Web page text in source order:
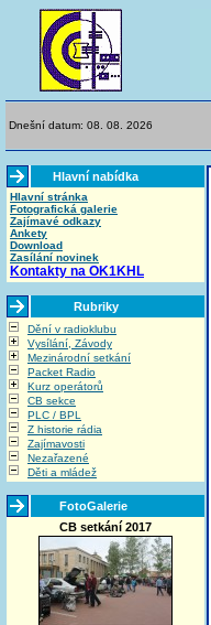
Dnešní datum: 08. 08. 2026
Hlavní nabídka
Hlavní stránka
Fotografická galerie
Zajímavé odkazy
Ankety
Download
Zasílání novinek
Kontakty na OK1KHL
Rubriky
Dění v radioklubu
Vysílání, Závody
Mezinárodní setkání
Packet Radio
Kurz operátorů
CB sekce
PLC / BPL
Z historie rádia
Zajímavosti
Nezařazené
Děti a mládež
FotoGalerie
CB setkání 2017